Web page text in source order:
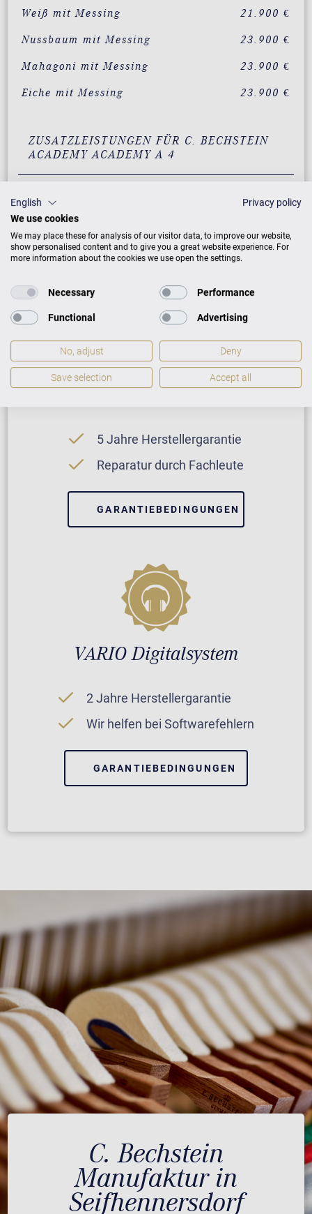
Weiß mit Messing 21.900 €
Nussbaum mit Messing 23.900 €
Mahagoni mit Messing 23.900 €
Eiche mit Messing 23.900 €
ZUSATZLEISTUNGEN FÜR C. BECHSTEIN
ACADEMY ACADEMY A 4
PREISLISTE HERUNTERLADEN
Neuinstrument
5 Jahre Herstellergarantie
Reparatur durch Fachleute
GARANTIEBEDINGUNGEN
VARIO Digitalsystem
2 Jahre Herstellergarantie
Wir helfen bei Softwarefehlern
GARANTIEBEDINGUNGEN
C. Bechstein
Manufaktur in
Seifhennersdorf
English
Privacy policy
We use cookies
We may place these for analysis of our visitor data, to improve our website,
show personalised content and to give you a great website experience. For
more information about the cookies we use open the settings.
Necessary Performance
Functional Advertising
No, adjust Deny
Save selection Accept all